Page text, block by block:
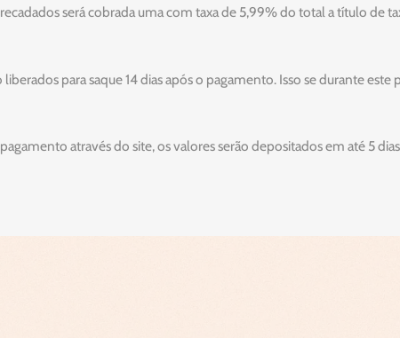
será cobrada uma com taxa de 5,99% do total a título de
para saque 14 dias após o pagamento. Isso se durante
através do site, os valores serão depositados em até 5